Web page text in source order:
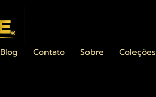
Blog Contato Sobre Coleções